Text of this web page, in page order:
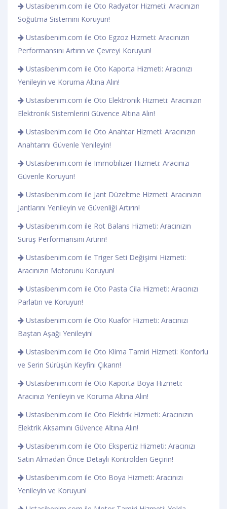
Ustasibenim.com ile Oto Radyatör Hizmeti: Aracınızın
Soğutma Sistemini Koruyun!
Ustasibenim.com ile Oto Egzoz Hizmeti: Aracınızın
Performansını Artırın ve Çevreyi Koruyun!
Ustasibenim.com ile Oto Kaporta Hizmeti: Aracınızı
Yenileyin ve Koruma Altına Alın!
Ustasibenim.com ile Oto Elektronik Hizmeti: Aracınızın
Elektronik Sistemlerini Güvence Altına Alın!
Ustasibenim.com ile Oto Anahtar Hizmeti: Aracınızın
Anahtarını Güvenle Yenileyin!
Ustasibenim.com ile Immobilizer Hizmeti: Aracınızı
Güvenle Koruyun!
Ustasibenim.com ile Jant Düzeltme Hizmeti: Aracınızın
Jantlarını Yenileyin ve Güvenliği Artırın!
Ustasibenim.com ile Rot Balans Hizmeti: Aracınızın
Sürüş Performansını Artırın!
Ustasibenim.com ile Triger Seti Değişimi Hizmeti:
Aracınızın Motorunu Koruyun!
Ustasibenim.com ile Oto Pasta Cila Hizmeti: Aracınızı
Parlatın ve Koruyun!
Ustasibenim.com ile Oto Kuaför Hizmeti: Aracınızı
Baştan Aşağı Yenileyin!
Ustasibenim.com ile Oto Klima Tamiri Hizmeti: Konforlu
ve Serin Sürüşün Keyfini Çıkarın!
Ustasibenim.com ile Oto Kaporta Boya Hizmeti:
Aracınızı Yenileyin ve Koruma Altına Alın!
Ustasibenim.com ile Oto Elektrik Hizmeti: Aracınızın
Elektrik Aksamını Güvence Altına Alın!
Ustasibenim.com ile Oto Ekspertiz Hizmeti: Aracınızı
Satın Almadan Önce Detaylı Kontrolden Geçirin!
Ustasibenim.com ile Oto Boya Hizmeti: Aracınızı
Yenileyin ve Koruyun!